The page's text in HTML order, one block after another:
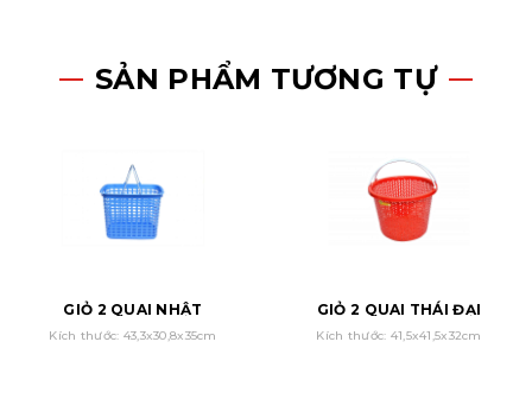
SẢN PHẨM TƯƠNG TỰ
GIỎ 2 QUAI NHẬT
Kích thước: 43,3x30,8x35cm
GIỎ 2 QUAI THÁI ĐẠI
Kích thước: 41,5x41,5x32cm